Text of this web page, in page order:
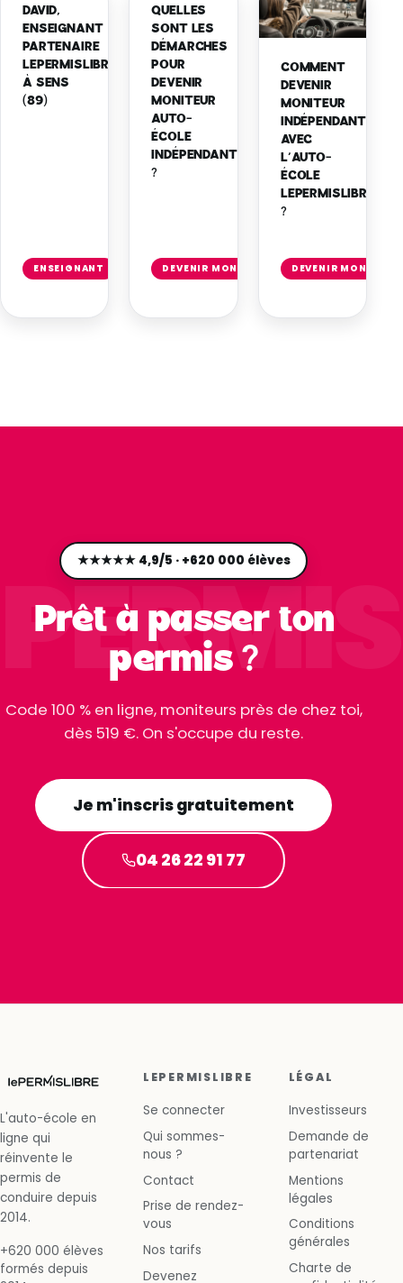
DAVID,
ENSEIGNANT
PARTENAIRE
LEPERMISLIBRE
À SENS
(89)
ENSEIGNANT
l'article
QUELLES
SONT LES
DÉMARCHES
POUR
DEVENIR
MONITEUR
AUTO-
ÉCOLE
INDÉPENDANT
?
DEVENIR MONITEUR INDÉPENDANT
COMMENT
DEVENIR
MONITEUR
INDÉPENDANT
AVEC
L’AUTO-
ÉCOLE
LEPERMISLIBRE
?
DEVENIR
PERMIS
★★★★★ 4,9/5 · +620 000 élèves
Prêt à passer ton
permis ?
Code 100 % en ligne, moniteurs près de chez toi,
dès 519 €. On s'occupe du reste.
Je m'inscris gratuitement
04 26 22 91 77
L'auto-école en
ligne qui
réinvente le
permis de
conduire depuis
2014.
+620 000 élèves
formés depuis
LEPERMISLIBRE
Se connecter
Qui sommes-
nous ?
Contact
Prise de rendez-
vous
Nos tarifs
Devenez
LÉGAL
Investisseurs
Demande de
partenariat
Mentions
légales
Conditions
générales
Charte de